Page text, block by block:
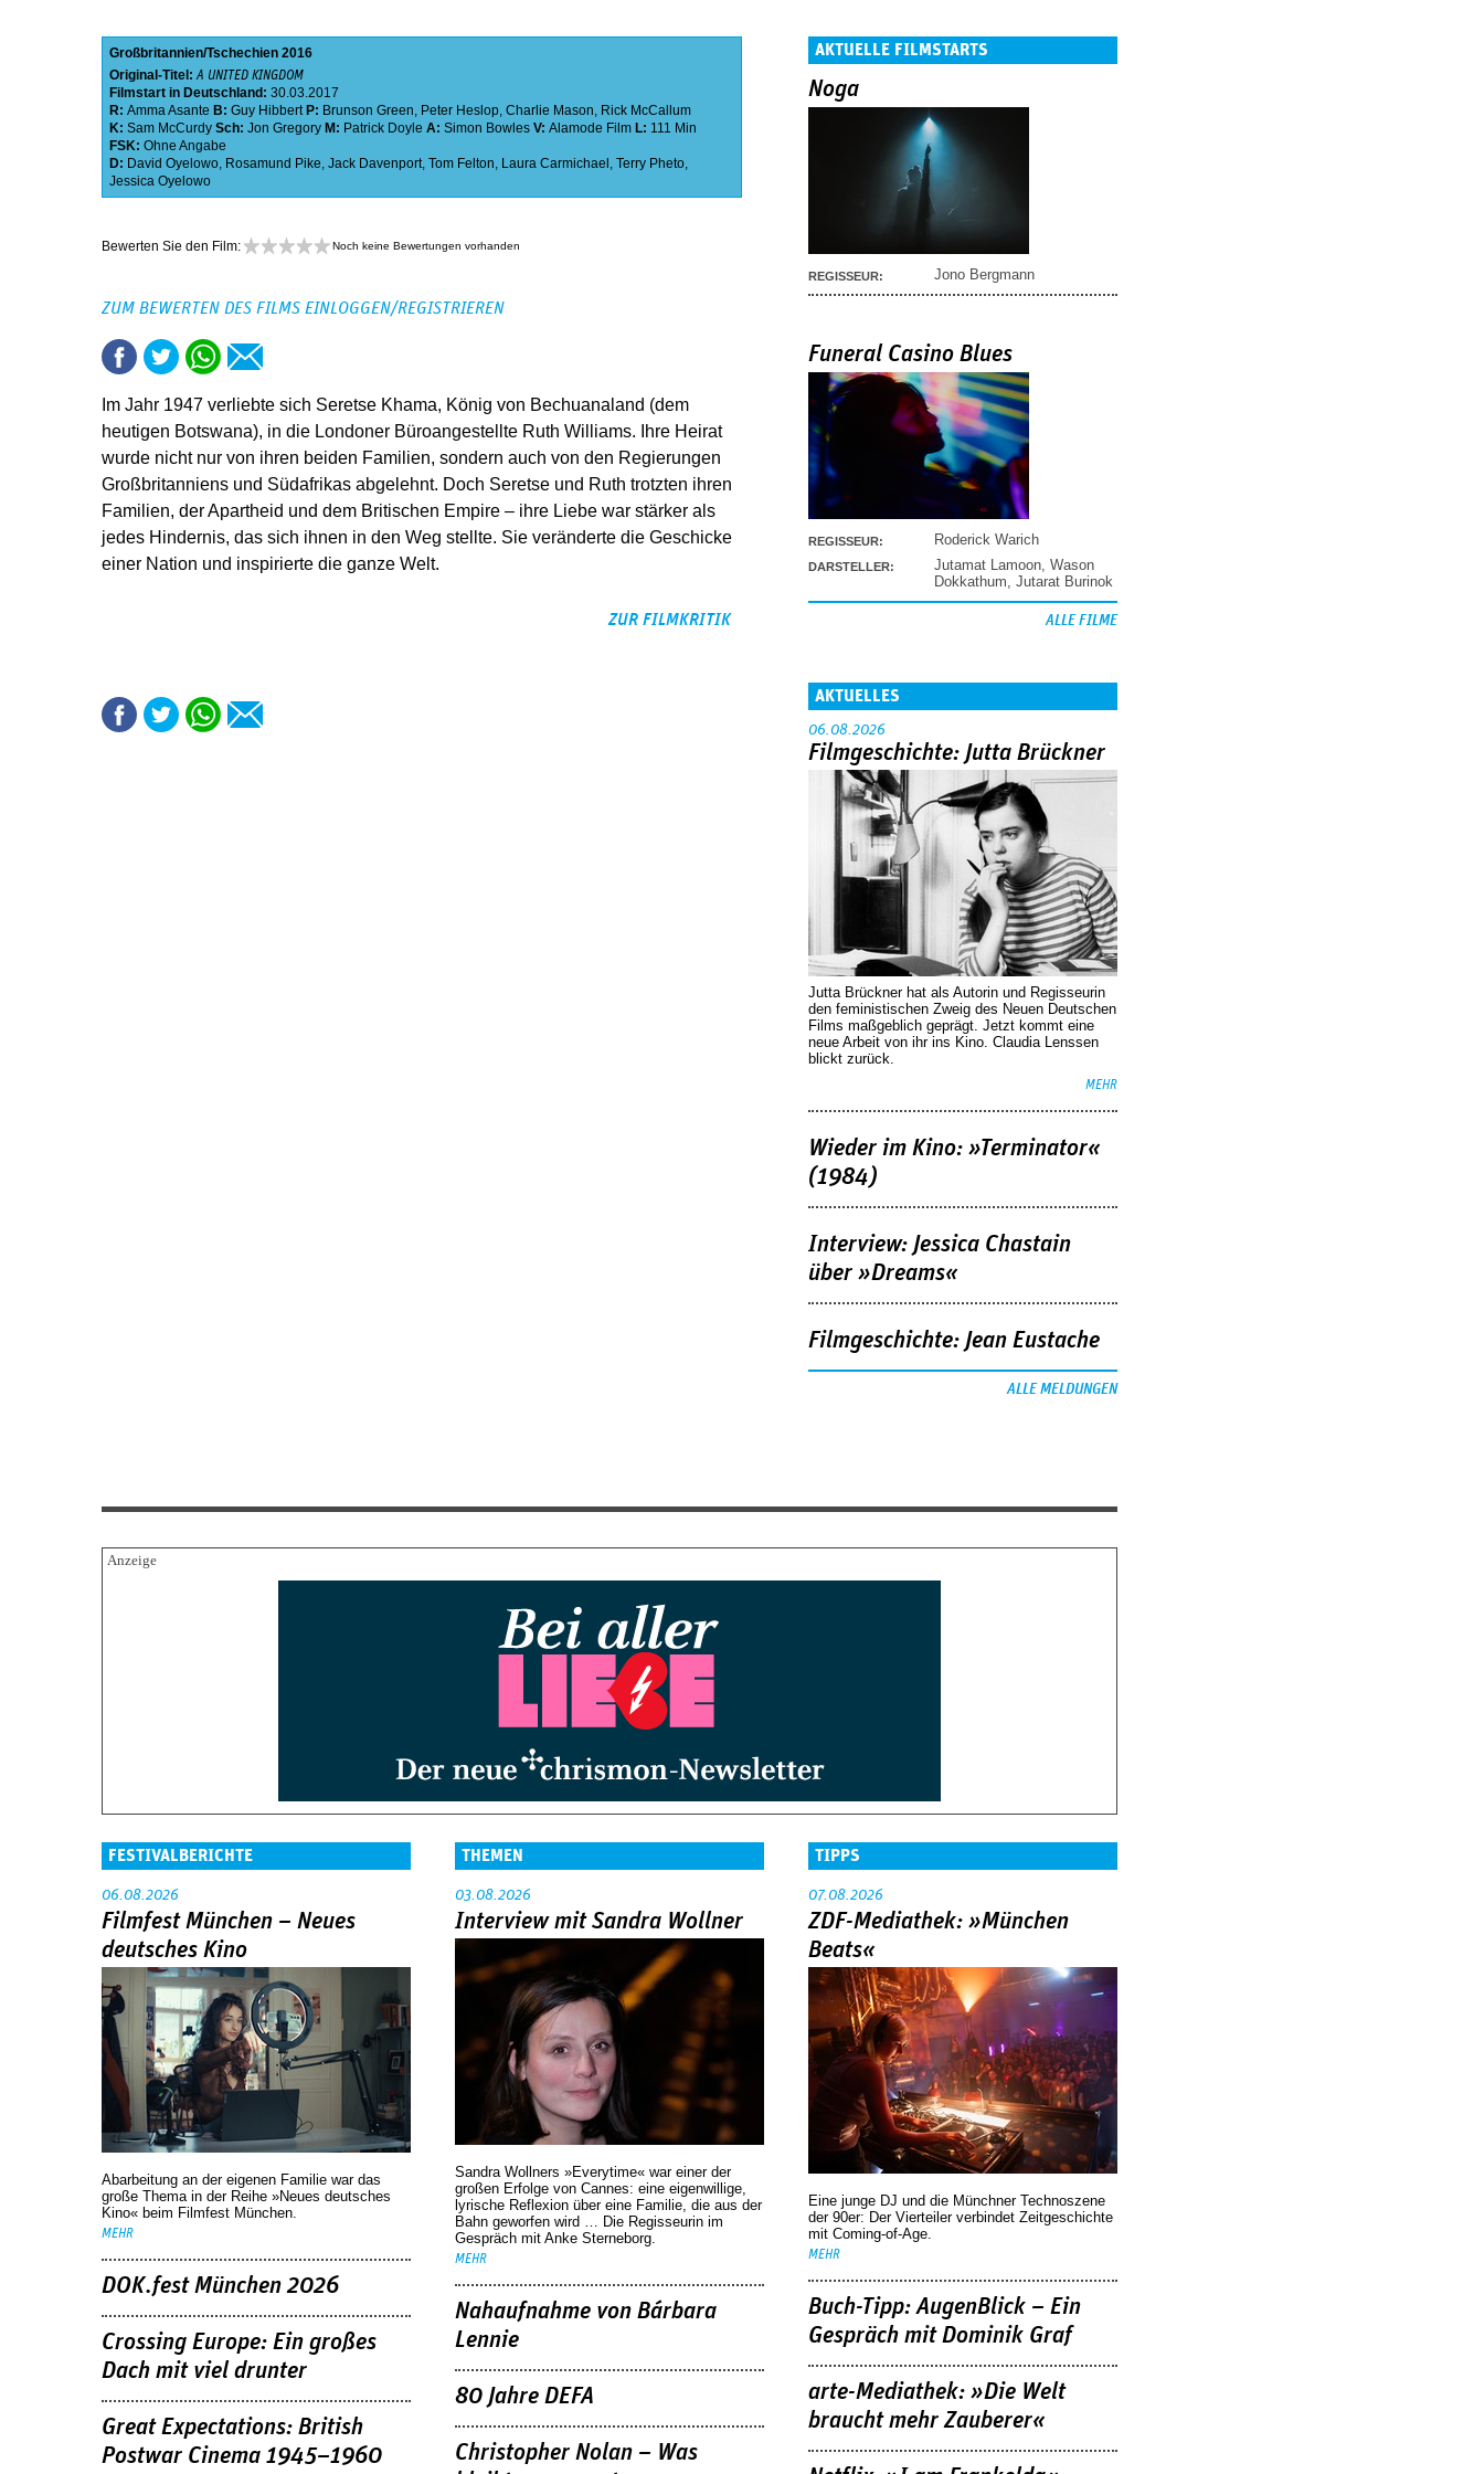
Großbritannien Tschechien 2016
Original-Titel:A UNITED KINGDOM
Filmstart in Deutschland: 30.03.2017
R: Amma Asante B: Guy Hibbert P: Brunson Green, Peter Heslop, Charlie Mason, Rick McCallum
K: Sam McCurdy Sch: Jon Gregory M: Patrick Doyle A: Simon Bowles V: Alamode Film L: 111 Min
FSK: Ohne Angabe
D: David Oyelowo, Rosamund Pike, Jack Davenport, Tom Felton, Laura Carmichael , Terry Pheto,
Jessica Oyelowo
Bewerten Sie den Film: Noch keine Bewertungen vorhanden
ZUM BEWERTEN DES FILMS EINLOGGEN/REGISTRIEREN
Im Jahr 1947 verliebte sich Seretse Khama, König von Bechuanaland (dem
heutigen Botswana), in die Londoner Büroangestellte Ruth Williams. Ihre Heirat
wurde nicht nur von ihren beiden Familien, sondern auch von den Regierungen
Großbritanniens und Südafrikas abgelehnt. Doch Seretse und Ruth trotzten ihren
Familien, der Apartheid und dem Britischen Empire – ihre Liebe war stärker als
jedes Hindernis, das sich ihnen in den Weg stellte. Sie veränderte die Geschicke
einer Nation und inspirierte die ganze Welt.
ZUR FILMKRITIK
AKTUELLE FILMSTARTS
Noga
REGISSEUR: Jono Bergmann
Funeral Casino Blues
REGISSEUR: Roderick Warich
DARSTELLER: Jutamat Lamoon Wason
Dokkathum Jutarat Burinok
ALLE FILME
AKTUELLES
06.08.2026
Filmgeschichte: Jutta Brückner
Jutta Brückner hat als Autorin und Regisseurin
den feministischen Zweig des Neuen Deutschen
Films maßgeblich geprägt. Jetzt kommt eine
neue Arbeit von ihr ins Kino. Claudia Lenssen
blickt zurück.
MEHR
Wieder im Kino: »Terminator«
(1984)
Interview: Jessica Chastain
über »Dreams«
Filmgeschichte: Jean Eustache
ALLE MELDUNGEN
FESTIVALBERICHTE
06.08.2026
Filmfest München – Neues
deutsches Kino
Abarbeitung an der eigenen Familie war das
große Thema in der Reihe »Neues deutsches
Kino« beim Filmfest München.
MEHR
DOK.fest München 2026
Crossing Europe: Ein großes
Dach mit viel drunter
Great Expectations: British
Postwar Cinema 1945–1960
THEMEN
03.08.2026
Interview mit Sandra Wollner
Sandra Wollners »Everytime« war einer der
großen Erfolge von Cannes: eine eigenwillige,
lyrische Reflexion über eine ­Familie, die aus der
Bahn geworfen wird … Die Regisseurin im
Gespräch mit Anke Sterneborg.
MEHR
Nahaufnahme von Bárbara
Lennie
80 Jahre DEFA
Christopher Nolan – Was
TIPPS
07.08.2026
ZDF-Mediathek: »München
Beats«
Eine junge DJ und die Münchner Technoszene
der 90er: Der Vierteiler verbindet Zeitgeschichte
mit Coming-of-Age.
MEHR
Buch-Tipp: AugenBlick – Ein
Gespräch mit Dominik Graf
arte-Mediathek: »Die Welt
braucht mehr Zauberer«